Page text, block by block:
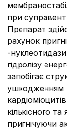
при
Препарат
рахунок
-
гідролізу
запобігає
ушкодженням
кількісного
пригнічуючи